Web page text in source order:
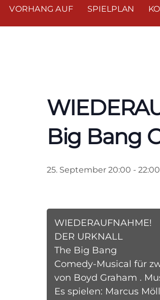
VORHANG AUF SPIELPLAN
Big Bang
25. September 20:00 - 22:00
WIEDERAUFNAHME!
DER URKNALL
The Big Bang
Comedy-Musical für
von Boyd Graham .
Es spielen: Marcus